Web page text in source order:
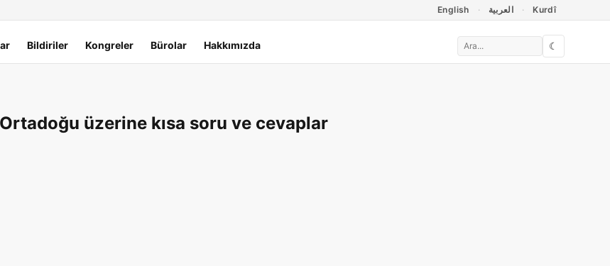
English العربية Kurdî
Bildiriler Kongreler Bürolar Hakkımızda ☾
üzerine kısa soru ve cevaplar